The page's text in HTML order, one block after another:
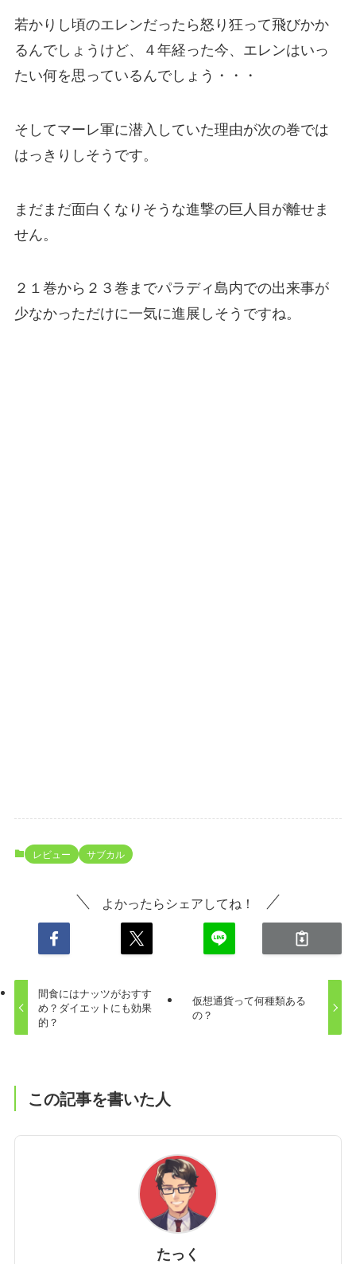
若かりし頃のエレンだったら怒り狂って飛びかか
るんでしょうけど、４年経った今、エレンはいっ
たい何を思っているんでしょう・・・
そしてマーレ軍に潜入していた理由が次の巻では
はっきりしそうです。
まだまだ面白くなりそうな進撃の巨人目が離せま
せん。
２１巻から２３巻までパラディ島内での出来事が
少なかっただけに一気に進展しそうですね。
レビュー サブカル
よかったらシェアしてね！
間食にはナッツがおすす
め？ダイエットにも効果
的？
仮想通貨って何種類ある
の？
この記事を書いた人
たっく